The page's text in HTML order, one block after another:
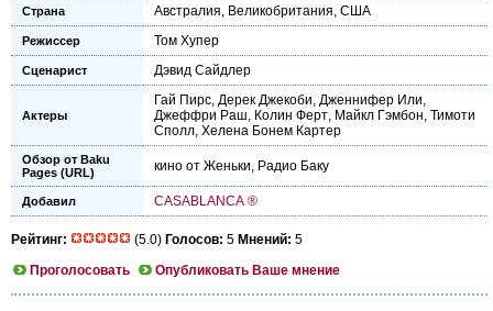
Страна Австралия, Великобритания, США
Режиссер Том Хупер
Сценарист Дэвид Сайдлер
Актеры
Гай Пирс, Дерек Джекоби, Дженнифер Или,
Джеффри Раш, Колин Ферт, Майкл Гэмбон, Тимоти
Сполл, Хелена Бонем Картер
Обзор от Baku
Pages (URL)
кино от Женьки, Радио Баку
Добавил CASABLANCA ®
Рейтинг: (5.0) Голосов: 5 Мнений: 5
Проголосовать
Опубликовать Ваше мнение